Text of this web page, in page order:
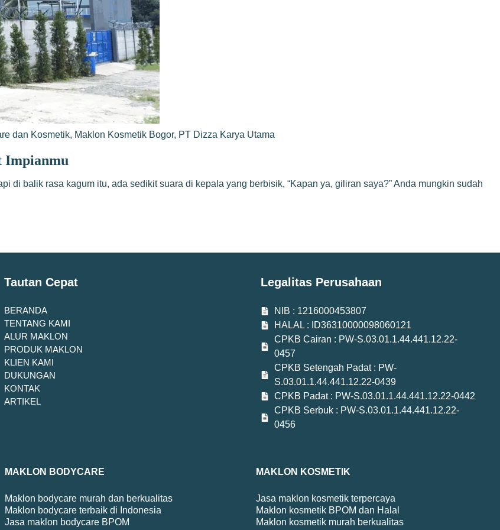
dan Kosmetik, Maklon Kosmetik Bogor, PT Dizza Karya Utama
Impianmu
di balik rasa kagum itu, ada sedikit suara di kepala yang berbisik, “Kapan ya, giliran saya?” Anda mungkin sudah
Tautan Cepat
BERANDA
TENTANG KAMI
ALUR MAKLON
PRODUK MAKLON
KLIEN KAMI
DUKUNGAN
KONTAK
ARTIKEL
Legalitas Perusahaan
NIB : 1216000453807
HALAL : ID36310000098060121
CPKB Cairan : PW-S.03.01.1.44.441.12.22-
0457
CPKB Setengah Padat : PW-
S.03.01.1.44.441.12.22-0439
CPKB Padat : PW-S.03.01.1.44.441.12.22-0442
CPKB Serbuk : PW-S.03.01.1.44.441.12.22-
0456
MAKLON BODYCARE
Maklon bodycare murah dan berkualitas
Maklon bodycare terbaik di Indonesia
Jasa maklon bodycare BPOM
MAKLON KOSMETIK
Jasa maklon kosmetik terpercaya
Maklon kosmetik BPOM dan Halal
Maklon kosmetik murah berkualitas